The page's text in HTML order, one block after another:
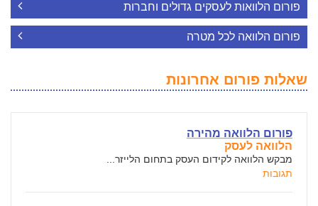
פורום הלוואות לעסקים גדולים וחברות
פורום הלוואה לכל מטרה
שאלות פורום אחרונות
פורום הלוואה מהירה
הלוואה לעסק
מבקש הלוואה לקידום העסק בתחום הלייזר...
תגובות